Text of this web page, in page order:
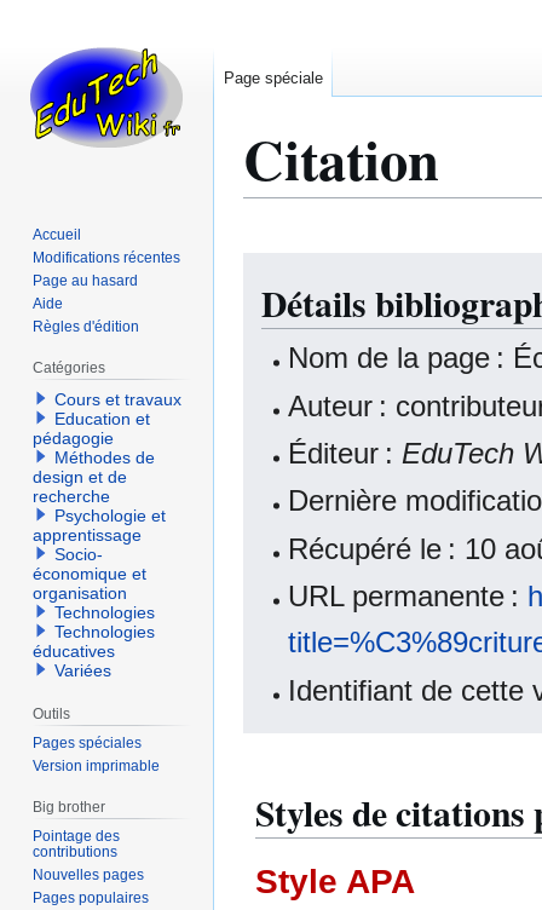
Citation
navigation
recherche
Détails
Nom de la page :
Auteur :
Éditeur : EduTech
Dernière
Récupéré le : 10
URL permanente :
Identifiant de cette
Styles de
Style APA
Page spéciale
Accueil
Modifications récentes
Page au hasard
Aide
Règles d'édition
Catégories
Cours et travaux
Education et
pédagogie
Méthodes de
design et de
recherche
Psychologie et
apprentissage
Socio-
économique et
organisation
Technologies
Technologies
éducatives
Variées
Outils
Pages spéciales
Version imprimable
Big brother
Pointage des
contributions
Nouvelles pages
Pages populaires